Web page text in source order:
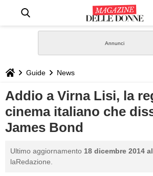
STILE
BIOGRAFIE
Guide News
Addio a Virna Lisi, la
cinema italiano che
James Bond
Ultimo aggiornamento 18 dicembre 2014
laRedazione.